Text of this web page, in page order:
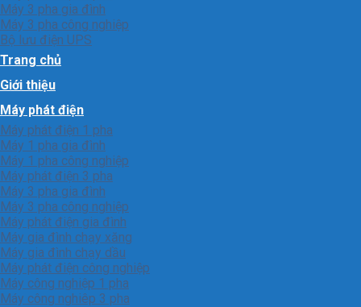
Máy 3 pha gia đình
Máy 3 pha công nghiệp
Bộ lưu điện UPS
Trang chủ
Giới thiệu
Máy phát điện
Máy phát điện 1 pha
Máy 1 pha gia đình
Máy 1 pha công nghiệp
Máy phát điện 3 pha
Máy 3 pha gia đình
Máy 3 pha công nghiệp
Máy phát điện gia đình
Máy gia đình chạy xăng
Máy gia đình chạy dầu
Máy phát điện công nghiệp
Máy công nghiệp 1 pha
Máy công nghiêp 3 pha